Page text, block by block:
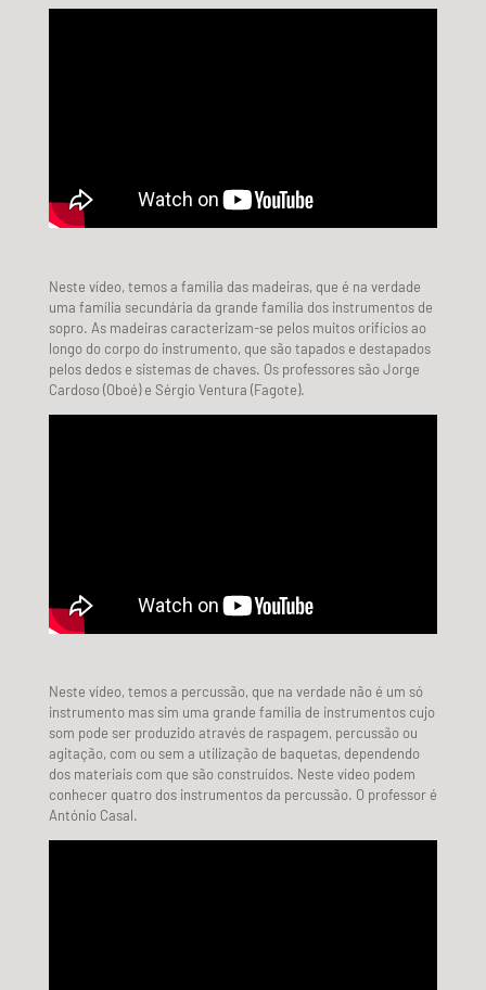
Neste vídeo, temos a família das madeiras, que é na verdade
uma família secundária da grande família dos instrumentos de
sopro. As madeiras caracterizam-se pelos muitos orifícios ao
longo do corpo do instrumento, que são tapados e destapados
pelos dedos e sistemas de chaves. Os professores são Jorge
Cardoso (Oboé) e Sérgio Ventura (Fagote).
Neste vídeo, temos a percussão, que na verdade não é um só
instrumento mas sim uma grande família de instrumentos cujo
som pode ser produzido através de raspagem, percussão ou
agitação, com ou sem a utilização de baquetas, dependendo
dos materiais com que são construídos. Neste vídeo podem
conhecer quatro dos instrumentos da percussão. O professor é
António Casal.